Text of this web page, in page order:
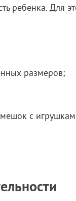
ребенка. Для
размеров;
с